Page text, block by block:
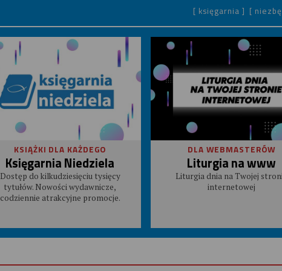
[ księgarnia ] [
KSIĄŻKI DLA KAŻDEGO
Księgarnia Niedziela
Dostęp do kilkudziesięciu tysięcy
tytułów. Nowości wydawnicze,
codziennie atrakcyjne promocje.
DLA WEBMASTERÓW
Liturgia na www
Liturgia dnia na Twojej
internetowej